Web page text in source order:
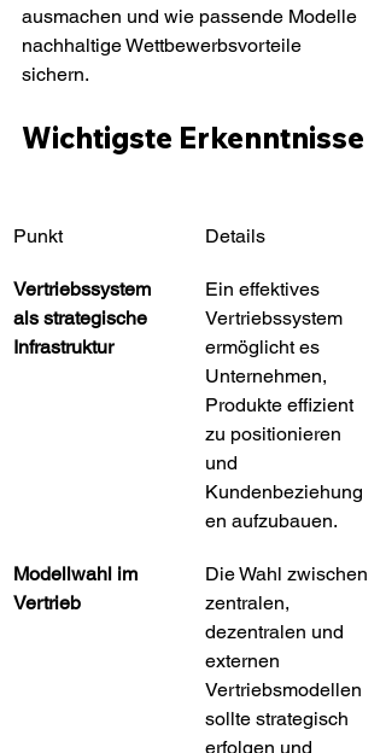
ausmachen und wie passende Modelle
nachhaltige Wettbewerbsvorteile
sichern.
Wichtigste Erkenntnisse
Punkt Details
Vertriebssystem
als strategische
Infrastruktur
Ein effektives
Vertriebssystem
ermöglicht es
Unternehmen,
Produkte effizient
zu positionieren
und
Kundenbeziehung
en aufzubauen.
Modellwahl im
Vertrieb
Die Wahl zwischen
zentralen,
dezentralen und
externen
Vertriebsmodellen
sollte strategisch
erfolgen und